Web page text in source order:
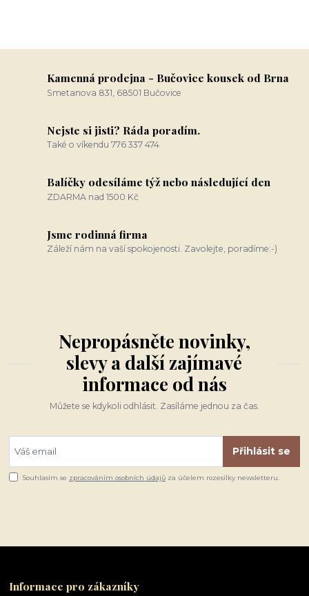
Kamenná prodejna - Bučovice kousek od Brna
Smetanova 831, 68501 Bučovice
Nejste si jisti? Ráda poradím.
Také o víkendu 776 337 474
Balíčky odesíláme týž nebo následující den
ZDARMA nad 1500 Kč
Jsme rodinná firma
Záleží nám na vaší spokojenosti. Zavolejte, poradíme:-)
Nepropásněte novinky,
slevy a další zajímavé
informace od nás
Můžete se kdykoli odhlásit. Zasíláme jednou za čas.
Přihlásit se
Souhlasím se zpracováním osobních údajů za účelem rozesílky newsletteru.
Informace pro zákazníky